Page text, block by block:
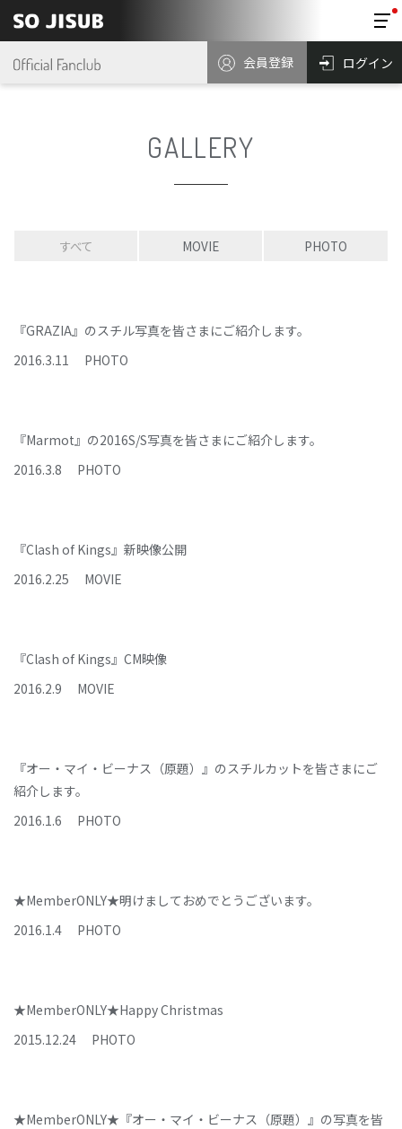
会員登録 ログイン
GALLERY
すべて MOVIE PHOTO
『GRAZIA』のスチル写真を皆さまにご紹介します。
2016.3.11 PHOTO
『Marmot』の2016S/S写真を皆さまにご紹介します。
2016.3.8 PHOTO
『Clash of Kings』新映像公開
2016.2.25 MOVIE
『Clash of Kings』CM映像
2016.2.9 MOVIE
『オー・マイ・ビーナス（原題）』のスチルカットを皆さまにご
紹介します。
2016.1.6 PHOTO
★MemberONLY★明けましておめでとうございます。
2016.1.4 PHOTO
★MemberONLY★Happy Christmas
2015.12.24 PHOTO
★MemberONLY★『オー・マイ・ビーナス（原題）』の写真を皆